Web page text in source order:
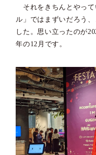
それをきちんとやって
ル」ではまずいだろう
した。思い立ったのが
年の12月です。